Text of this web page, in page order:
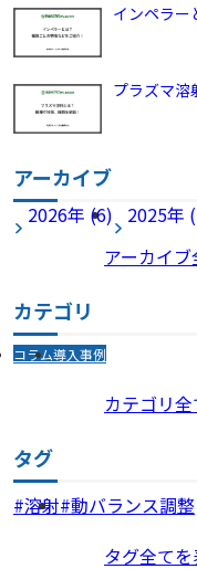
インペラー
プラズマ溶
アーカイブ
2026年 (6) 2025年
アーカイ
カテゴリ
コラム導入事例
カテゴリ
タグ
溶射 動バランス調整
タグ全て